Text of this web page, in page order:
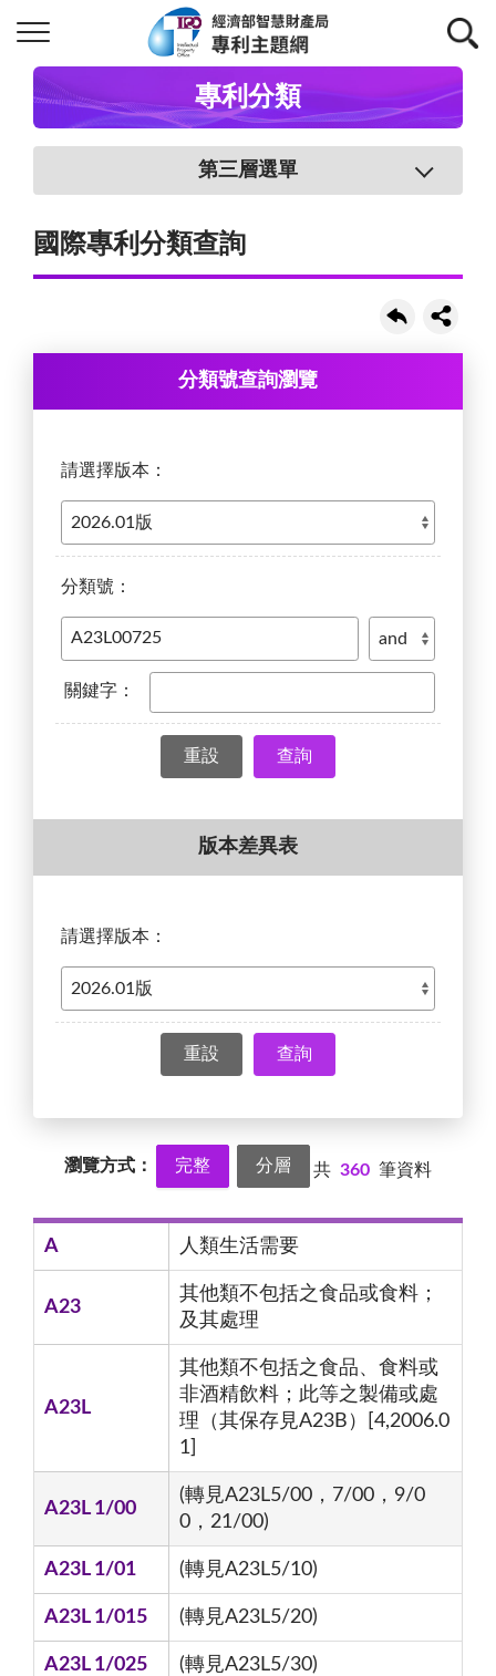
專利分類
第三層選單
國際專利分類查詢
分類號查詢瀏覽
請選擇版本：
分類號：
關鍵字：
查詢
版本差異表
請選擇版本：
查詢
瀏覽方式： 完整 分層 共 360 筆資料
A 人類生活需要
A23
其他類不包括之食品或食料；
及其處理
A23L
其他類不包括之食品、食料或
非酒精飲料；此等之製備或處
理（其保存見A23B）[4,2006.0
1]
A23L 1/00
(轉見A23L5/00，7/00，9/0
0，21/00)
A23L 1/01 (轉見A23L5/10)
A23L 1/015 (轉見A23L5/20)
A23L 1/025 (轉見A23L5/30)